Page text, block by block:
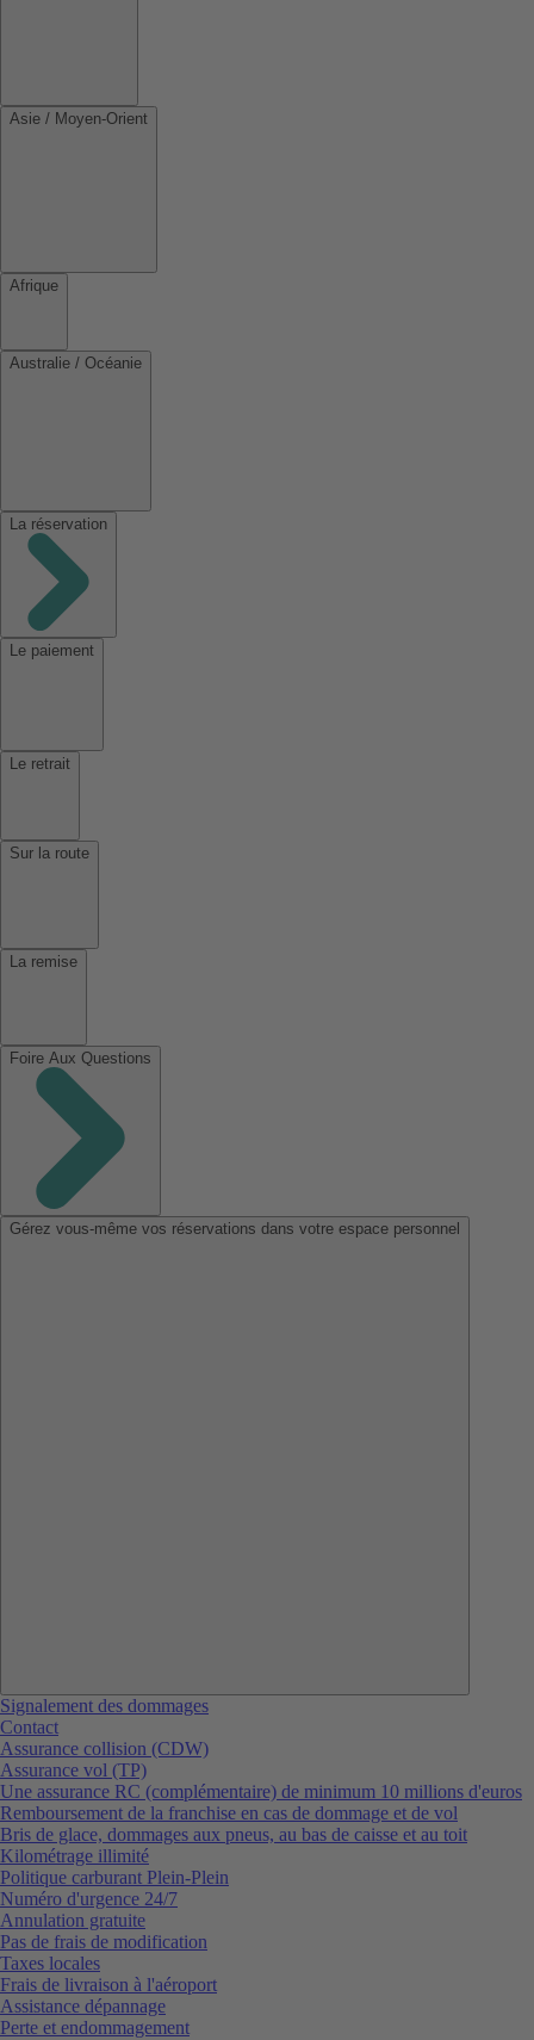
Asie / Moyen-Orient
Afrique
Australie / Océanie
La réservation
Le paiement
Le retrait
Sur la route
La remise
Foire Aux Questions
Gérez vous-même vos réservations dans votre espace personnel
Signalement des dommages
Contact
Assurance collision (CDW)
Assurance vol (TP)
Une assurance RC (complémentaire) de minimum 10 millions d'euros
Remboursement de la franchise en cas de dommage et de vol
Bris de glace, dommages aux pneus, au bas de caisse et au toit
Kilométrage illimité
Politique carburant Plein-Plein
Numéro d'urgence 24/7
Annulation gratuite
Pas de frais de modification
Taxes locales
Frais de livraison à l'aéroport
Assistance dépannage
Perte et endommagement